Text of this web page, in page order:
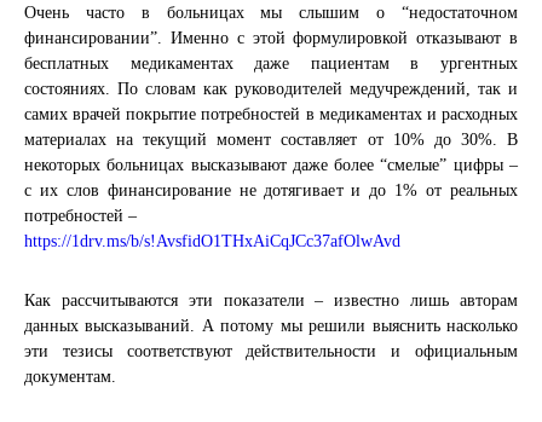
Очень часто в больницах мы слышим о “недостаточном
финансировании”. Именно с этой формулировкой отказывают в
бесплатных медикаментах даже пациентам в ургентных
состояниях. По словам как руководителей медучреждений, так и
самих врачей покрытие потребностей в медикаментах и расходных
материалах на текущий момент составляет от 10% до 30%. В
некоторых больницах высказывают даже более “смелые” цифры –
с их слов финансирование не дотягивает и до 1% от реальных
потребностей –
https://1drv.ms/b/s!AvsfidO1THxAiCqJCc37afOlwAvd
Как рассчитываются эти показатели – известно лишь авторам
данных высказываний. А потому мы решили выяснить насколько
эти тезисы соответствуют действительности и официальным
документам.